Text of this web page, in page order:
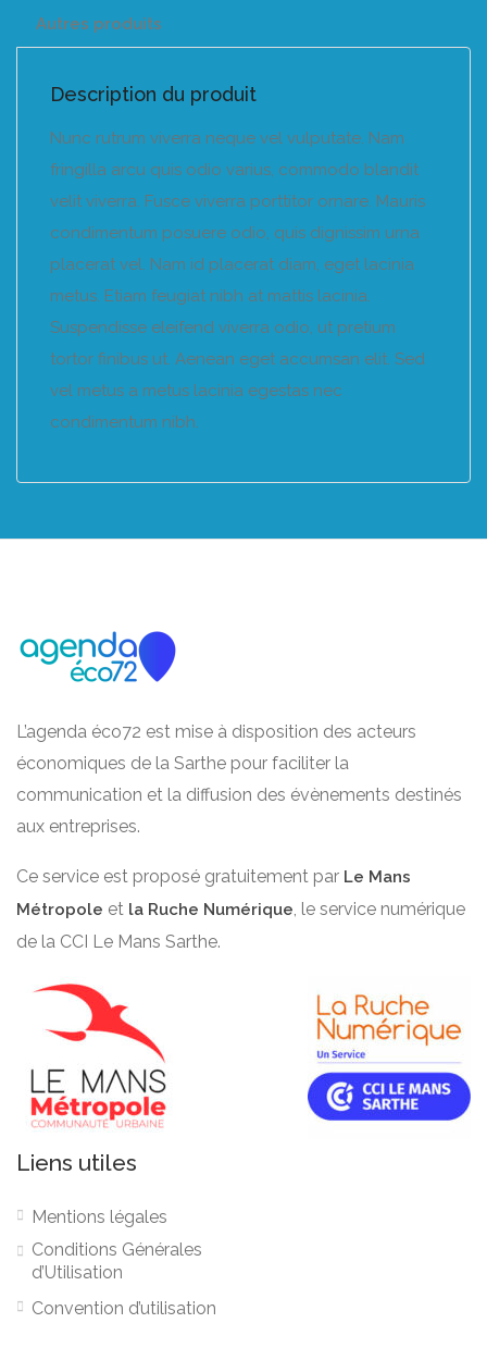
Autres produits
Description du produit
Nunc rutrum viverra neque vel vulputate. Nam
fringilla arcu quis odio varius, commodo blandit
velit viverra. Fusce viverra porttitor ornare. Mauris
condimentum posuere odio, quis dignissim urna
placerat vel. Nam id placerat diam, eget lacinia
metus. Etiam feugiat nibh at mattis lacinia.
Suspendisse eleifend viverra odio, ut pretium
tortor finibus ut. Aenean eget accumsan elit. Sed
vel metus a metus lacinia egestas nec
condimentum nibh.
L’agenda éco72 est mise à disposition des acteurs
économiques de la Sarthe pour faciliter la
communication et la diffusion des évènements destinés
aux entreprises.
Ce service est proposé gratuitement par Le Mans
Métropole et la Ruche Numérique, le service numérique
de la CCI Le Mans Sarthe.
Liens utiles
Mentions légales
Conditions Générales
d’Utilisation
Convention d’utilisation